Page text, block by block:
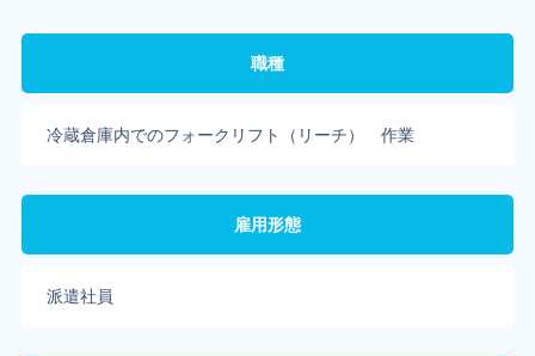
職種
冷蔵倉庫内でのフォークリフト（リーチ） 作業
雇用形態
派遣社員